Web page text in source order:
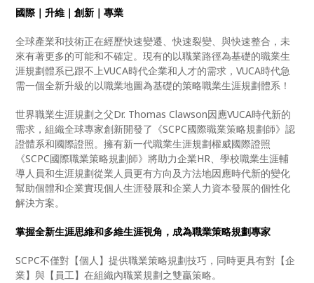
國際｜升維｜創新｜專業
全球產業和技術正在經歷快速變遷、快速裂變、與快速整合，未
來有著更多的可能和不確定。現有的以職業路徑為基礎的職業生
涯規劃體系已跟不上VUCA時代企業和人才的需求，VUCA時代急
需一個全新升級的以職業地圖為基礎的策略職業生涯規劃體系！
世界職業生涯規劃之父Dr. Thomas Clawson因應VUCA時代新的
需求，組織全球專家創新開發了《SCPC國際職業策略規劃師》認
證體系和國際證照。擁有新一代職業生涯規劃權威國際證照
《SCPC國際職業策略規劃師》將助力企業HR、學校職業生涯輔
導人員和生涯規劃從業人員更有方向及方法地因應時代新的變化
幫助個體和企業實現個人生涯發展和企業人力資本發展的個性化
解決方案。
掌握全新生涯思維和多維生涯視角，成為職業策略規劃專家
SCPC不僅對【個人】提供職業策略規劃技巧，同時更具有對【企
業】與【員工】在組織內職業規劃之雙贏策略。